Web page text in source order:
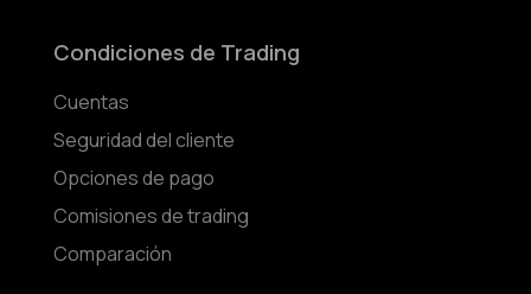
Condiciones de Trading
Cuentas
Seguridad del cliente
Opciones de pago
Comisiones de trading
Comparación